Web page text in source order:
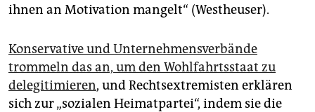
ihnen an Motivation mangelt“ (Westheuser).
Konservative und Unternehmensverbände
trommeln das an, um den Wohlfahrtsstaat zu
delegitimieren, und Rechtsextremisten erklären
sich zur „sozialen Heimatpartei“, indem sie die